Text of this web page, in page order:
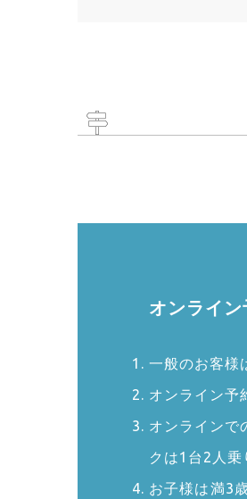
オンライン
一般のお客様
オンライン予
オンラインで
クは1台2人乗
お子様は満3